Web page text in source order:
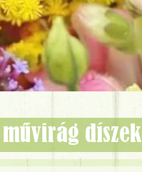
művirág díszek